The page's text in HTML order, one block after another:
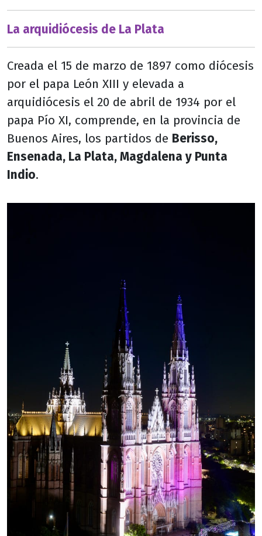
La arquidiócesis de La Plata
Creada el 15 de marzo de 1897 como diócesis
por el papa León XIII y elevada a
arquidiócesis el 20 de abril de 1934 por el
papa Pío XI, comprende, en la provincia de
Buenos Aires, los partidos de Berisso,
Ensenada, La Plata, Magdalena y Punta
Indio.